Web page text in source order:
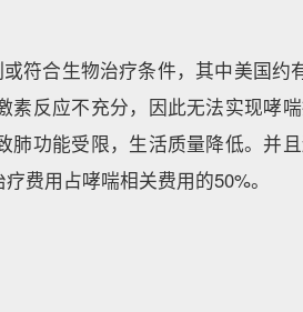
符合生物治疗条件，其中美国约
反应不充分，因此无法实现哮
功能受限，生活质量降低。并
费用占哮喘相关费用的50%。